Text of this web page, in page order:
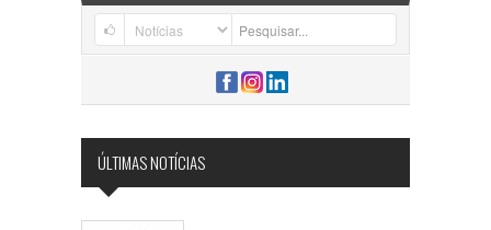
ÚLTIMAS NOTÍCIAS